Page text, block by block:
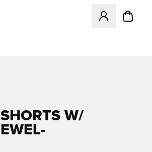
Öffnet ein
W/